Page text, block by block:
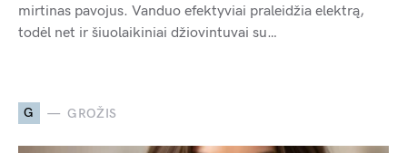
mirtinas pavojus. Vanduo efektyviai praleidžia elektrą,
todėl net ir šiuolaikiniai džiovintuvai su…
G GROŽIS